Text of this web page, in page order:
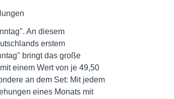
An diesem
erstem
bringt das große
einem Wert von je 49,50
an dem Set: Mit jedem
eines Monats mit